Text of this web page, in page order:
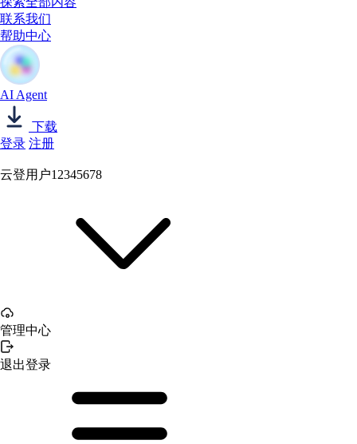
联系我们
帮助中心
AI Agent
下载
登录 注册
云登用户12345678
管理中心
退出登录